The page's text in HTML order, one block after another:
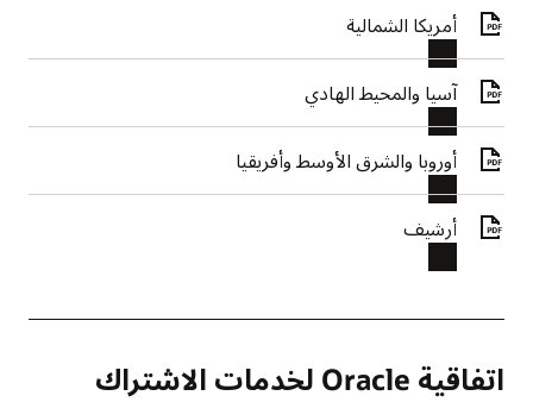
أمريكا الشمالية
آسيا والمحيط الهادي
أوروبا والشرق الأوسط وأفريقيا
أرشيف
اتفاقية Oracle لخدمات الاشتراك